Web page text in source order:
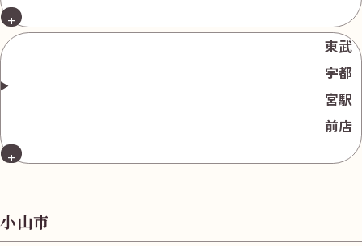
東武
宇都
宮駅
前店
小山市